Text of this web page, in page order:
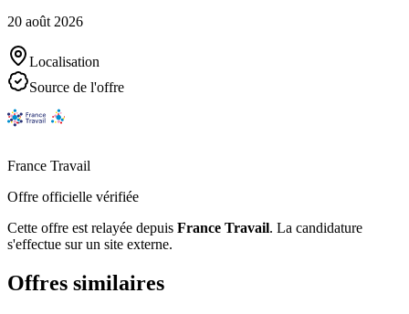
20 août 2026
Localisation
Source de l'offre
France Travail
Offre officielle vérifiée
Cette offre est relayée depuis France Travail. La candidature
s'effectue sur un site externe.
Offres similaires